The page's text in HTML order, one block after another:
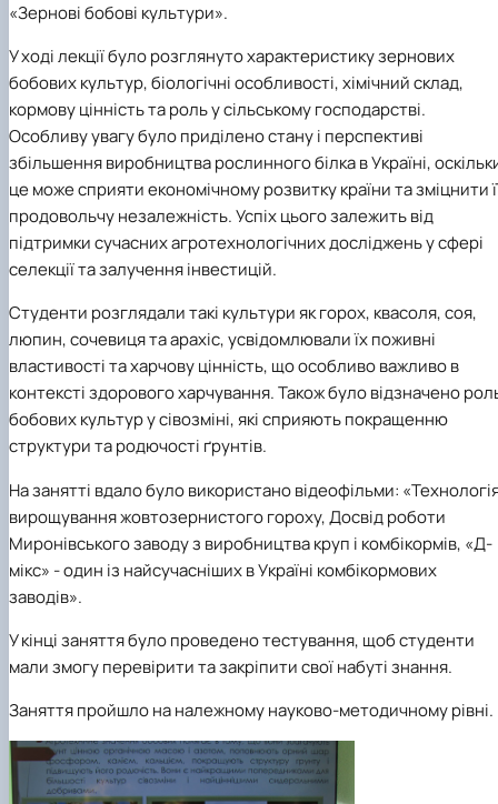
(MOOCs)
SEB-2025
LearningFaculty of Design and Engineering
Faculty of Food Science, Nutrition and
Management
Faculty of Humanities and Pedagogy
Faculty of Information Technologies
Faculty of Land Management
Faculty of Law
Faculty of Veterinary Medicine
Mechanical and Technological Faculty
Faculty of Plant Protection, Biotechnology
Ecology
Farm named after O.V. Muzychenko
Science
Horticulture
Research Institute of Technology and
Animal Products
Research and Design Institute of
Standardisation and Technologies of Eco-Safe
Organic Products
Ukrainian Laboratory of Quality and Safety of
Agricultural Products
Ukrainian Research Institute of Agricultural
Radiology
Architecture and Design
Berezhany Professional College
Bobrovytsia Professional College named after
Mainova
Boyarka College of Ecology and Natural
Resources
Crimean Agro-Industrial College
Crimean Technical College of Land
and Agricultural Mechanisation
Irpin Professional College
Mukachevo Professional College
Nizhyn Agrotechnical Institute
Nizhyn Professional College
Prybrezhne Agrarian College
Rivne Professional College
Zalishchyky Professional College named after
Ye. Khraplivyi
International Students Office
«Зернові бобові культури».
У ході лекції було розглянуто характеристику зернових
бобових культур, біологічні особливості, хімічний склад,
кормову цінність та роль у сільському господарстві.
Особливу увагу було приділено стану і перспективі
збільшення виробництва рослинного білка в Україні,
це може сприяти економічному розвитку країни та зміцнити
продовольчу незалежність. Успіх цього залежить від
підтримки сучасних агротехнологічних досліджень у сфері
селекції та залучення інвестицій.
Студенти розглядали такі культури як горох, квасоля, соя,
люпин, сочевиця та арахіс, усвідомлювали їх поживні
властивості та харчову цінність, що особливо важливо в
контексті здорового харчування. Також було відзначено
бобових культур у сівозміні, які сприяють покращенню
структури та родючості ґрунтів.
На занятті вдало було використано відеофільми:
вирощування жовтозернистого гороху, Досвід роботи
Миронівського заводу з виробництва круп і комбікормів, «Д-
мікс» - один із найсучасніших в Україні комбікормових
заводів».
У кінці заняття було проведено тестування, щоб студенти
мали змогу перевірити та закріпити свої набуті знання.
Заняття пройшло на належному науково-методичному рівні.